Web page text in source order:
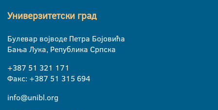
Универзитетски град
Булевар војводе Петра Бојовића
Бања Лука, Република Српска
+387 51 321 171
Факс: +387 51 315 694
info@unibl.org